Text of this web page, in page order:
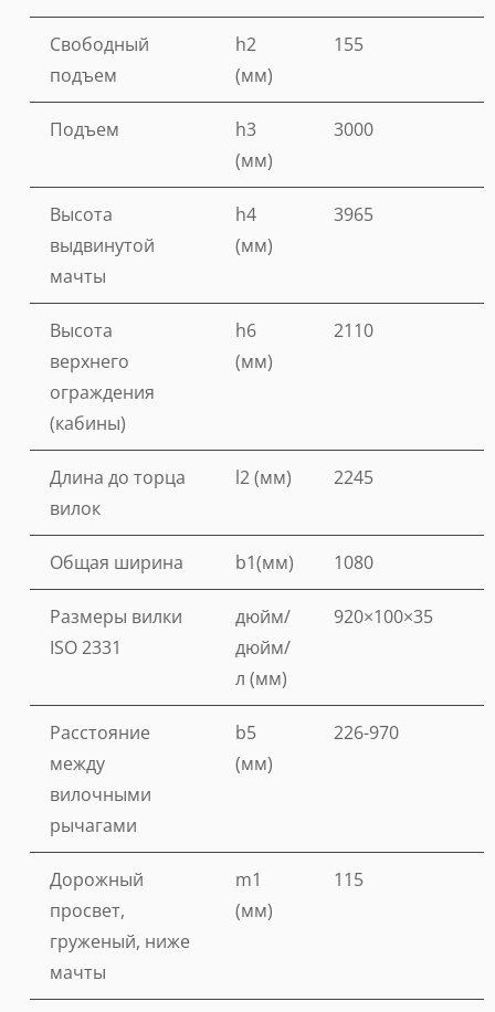
Свободный
подъем
h2
(мм)
155
Подъем
h3
(мм)
3000
Высота
выдвинутой
мачты
h4
(мм)
3965
Высота
верхнего
ограждения
(кабины)
h6
(мм)
2110
Длина до торца
вилок
l2 (мм) 2245
Общая ширина b1(мм) 1080
Размеры вилки
ISO 2331
дюйм/
дюйм/
л (мм)
920×100×35
Расстояние
между
вилочными
рычагами
b5
(мм)
226-970
Дорожный
просвет,
груженый, ниже
мачты
m1
(мм)
115